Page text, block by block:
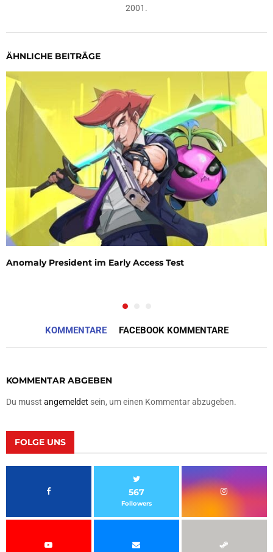
2001.
ÄHNLICHE BEITRÄGE
Anomaly President im Early Access Test
KOMMENTARE FACEBOOK KOMMENTARE
KOMMENTAR ABGEBEN
Du musst angemeldet sein, um einen Kommentar abzugeben.
FOLGE UNS
567
Followers